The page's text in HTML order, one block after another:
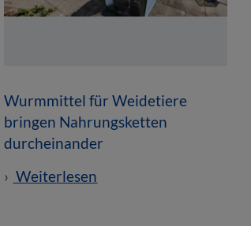
Wurmmittel für Weidetiere
bringen Nahrungsketten
durcheinander
Weiterlesen